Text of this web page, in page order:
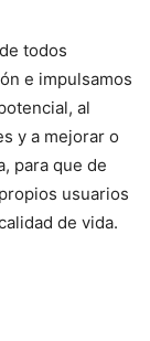
todos
e impulsamos
al
y a mejorar o
para que de
usuarios
de vida.